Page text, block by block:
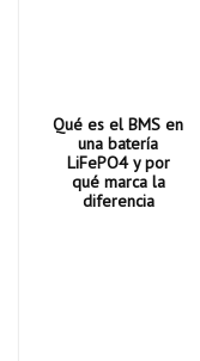
Qué es el BMS en
una batería
LiFePO4 y por
qué marca la
diferencia